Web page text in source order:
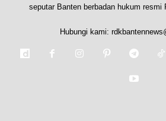
seputar Banten berbadan hukum resmi
Hubungi kami: